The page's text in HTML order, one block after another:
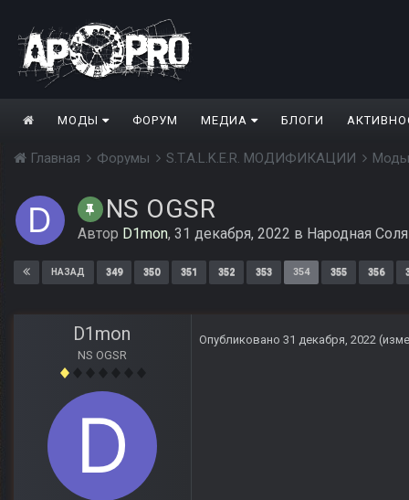
МОДЫ ФОРУМ МЕДИА БЛОГИ
Главная Форумы S.T.A.L.K.E.R. МОДИФИКАЦИИ
NS OGSR
Автор D1mon, 31 декабря, 2022 в Народная
НАЗАД 349 350 351 352 353 354 355 356
D1mon
NS OGSR
Опубликовано 31 декабря, 2022